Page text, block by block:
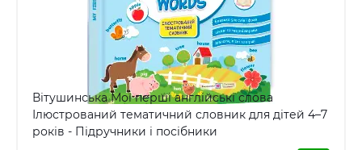
Вітушинська Мої перші англійські слова
Ілюстрований тематичний словник для дітей 4–7
років - Підручники і посібники